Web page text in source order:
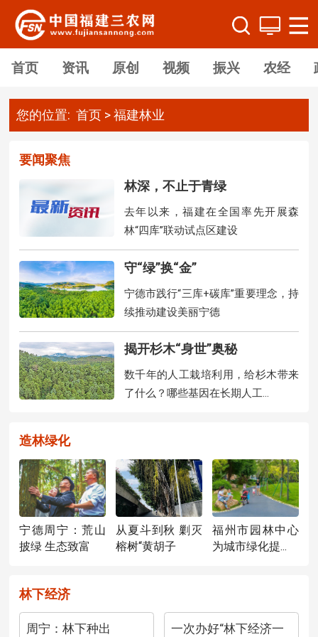
首页 资讯 原创 视频 振兴 农经
您的位置:首页 >福建林业
要闻聚焦
林深，不止于青绿
去年以来，福建在全国率先开展森
林“四库”联动试点区建设
守“绿”换“金”
宁德市践行“三库+碳库”重要理念，持
续推动建设美丽宁德
揭开杉木“身世”奥秘
数千年的人工栽培利用，给杉木带来
了什么？哪些基因在长期人工...
造林绿化
宁德周宁：荒山
披绿 生态致富
从夏斗到秋 剿灭
榕树“黄胡子
福州市园林中心
为城市绿化提...
林下经济
周宁：林下种出 一次办好“林下经济一